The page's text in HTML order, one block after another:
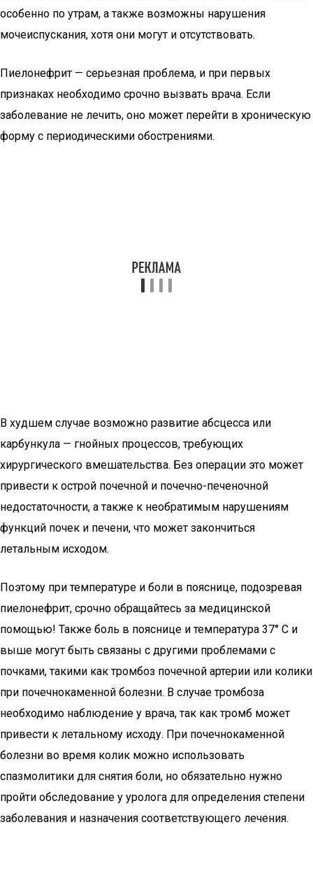
особенно по утрам, а также возможны нарушения
мочеиспускания, хотя они могут и отсутствовать.
Пиелонефрит — серьезная проблема, и при первых
признаках необходимо срочно вызвать врача. Если
заболевание не лечить, оно может перейти в хроническую
форму с периодическими обострениями.
В худшем случае возможно развитие абсцесса или
карбункула — гнойных процессов, требующих
хирургического вмешательства. Без операции это может
привести к острой почечной и почечно-печеночной
недостаточности, а также к необратимым нарушениям
функций почек и печени, что может закончиться
летальным исходом.
Поэтому при температуре и боли в пояснице, подозревая
пиелонефрит, срочно обращайтесь за медицинской
помощью! Также боль в пояснице и температура 37° С и
выше могут быть связаны с другими проблемами с
почками, такими как тромбоз почечной артерии или колики
при почечнокаменной болезни. В случае тромбоза
необходимо наблюдение у врача, так как тромб может
привести к летальному исходу. При почечнокаменной
болезни во время колик можно использовать
спазмолитики для снятия боли, но обязательно нужно
пройти обследование у уролога для определения степени
заболевания и назначения соответствующего лечения.